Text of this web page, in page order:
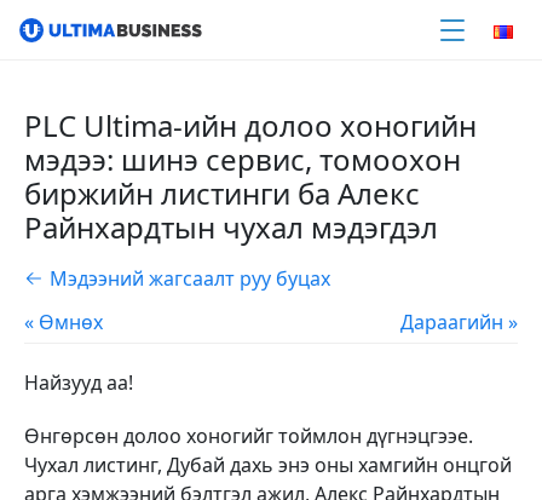
​​PLC Ultima-ийн долоо хоногийн
мэдээ: шинэ сервис, томоохон
биржийн листинги ба Алекс
Райнхардтын чухал мэдэгдэл
Мэдээний жагсаалт руу буцах
« Өмнөх
Дараагийн »
Найзууд аа!
Өнгөрсөн долоо хоногийг тоймлон дүгнэцгээе.
Чухал листинг, Дубай дахь энэ оны хамгийн онцгой
арга хэмжээний бэлтгэл ажил, Алекс Райнхардтын